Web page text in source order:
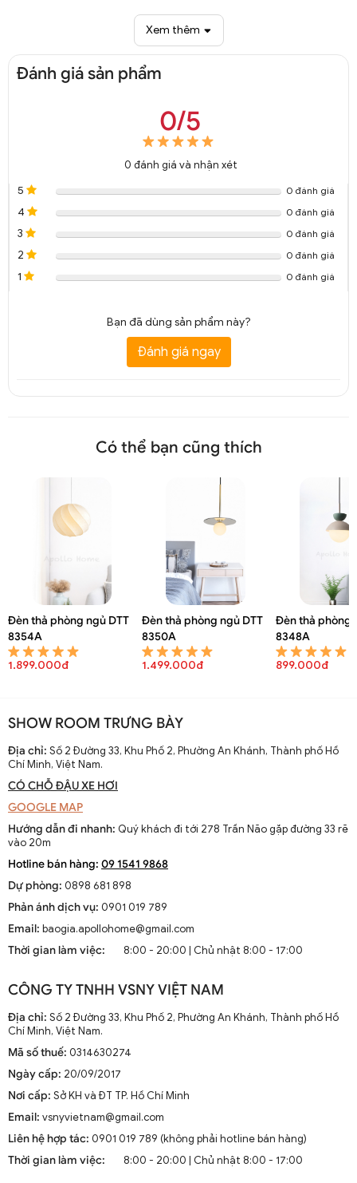
Đèn thả Mây Tre dây đay trang trí DTT 8262A
Đèn thả Mây Tre dây đay trang trí DTT 8262A
Xem thêm
Đánh giá sản phẩm
0/5
0 đánh giá và nhận xét
5
0 đánh giá
4 0 đánh giá
3 0 đánh giá
2 0 đánh giá
1 0 đánh giá
Bạn đã dùng sản phẩm này?
Đánh giá ngay
Có thể bạn cũng thích
Đèn thả phòng ngủ DTT
8354A
1.899.000đ
Đèn thả phòng ngủ DTT
8350A
1.499.000đ
Đèn thả phòng
8348A
899.000đ
SHOW ROOM TRƯNG BÀY
Địa chỉ: Số 2 Đường 33, Khu Phố 2, Phường An Khánh, Thành phố Hồ
Chí Minh, Việt Nam.
CÓ CHỖ ĐẬU XE HƠI
GOOGLE MAP
Hướng dẫn đi nhanh: Quý khách đi tới 278 Trần Não gặp đường 33 rẽ
vào 20m
Hotline bán hàng: 09 1541 9868
Dự phòng: 0898 681 898
Phản ánh dịch vụ: 0901 019 789
Email: baogia.apollohome@gmail.com
Thời gian làm việc:
8:00 - 20:00 | Chủ nhật 8:00 - 17:00
CÔNG TY TNHH VSNY VIỆT NAM
Địa chỉ: Số 2 Đường 33, Khu Phố 2, Phường An Khánh, Thành phố Hồ
Chí Minh, Việt Nam.
Mã số thuế: 0314630274
Ngày cấp: 20/09/2017
Nơi cấp: Sở KH và ĐT TP. Hồ Chí Minh
Email: vsnyvietnam@gmail.com
Liên hệ hợp tác: 0901 019 789 (không phải hotline bán hàng)
Thời gian làm việc:
8:00 - 20:00 | Chủ nhật 8:00 - 17:00